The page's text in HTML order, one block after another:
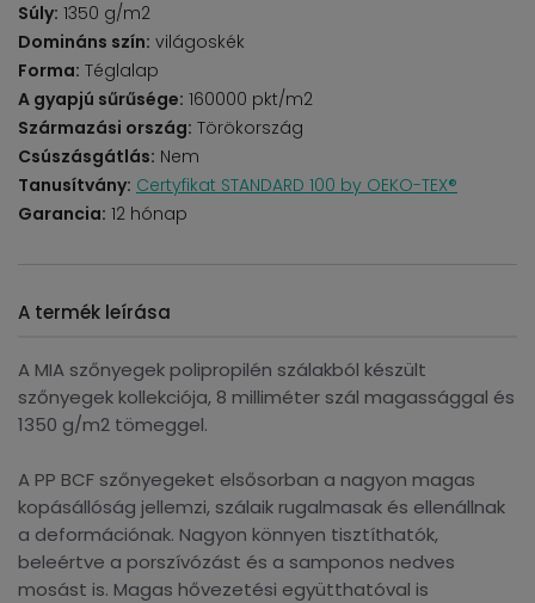
Súly: 1350 g/m2
Domináns szín: világoskék
Forma: Téglalap
A gyapjú sűrűsége: 160000 pkt/m2
Származási ország: Törökország
Csúszásgátlás: Nem
Tanusítvány: Certyfikat STANDARD 100 by OEKO-TEX®
Garancia: 12 hónap
A termék leírása
A MIA szőnyegek polipropilén szálakból készült
szőnyegek kollekciója, 8 milliméter szál magassággal és
1350 g/m2 tömeggel.
A PP BCF szőnyegeket elsősorban a nagyon magas
kopásállóság jellemzi, szálaik rugalmasak és ellenállnak
a deformációnak. Nagyon könnyen tisztíthatók,
beleértve a porszívózást és a samponos nedves
mosást is. Magas hővezetési együtthatóval is